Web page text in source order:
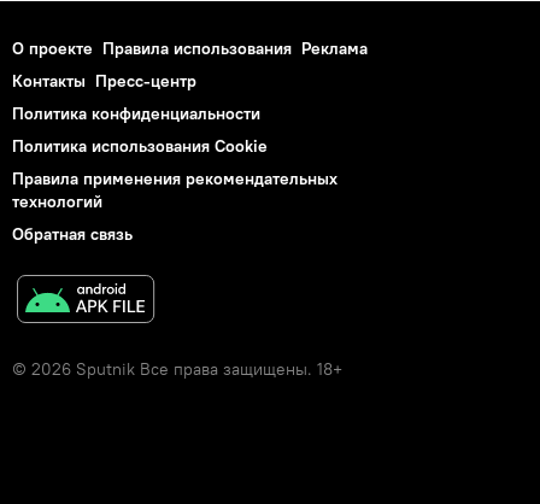
О проекте Правила использования Реклама
Контакты Пресс-центр
Политика конфиденциальности
Политика использования Cookie
Правила применения рекомендательных
технологий
Обратная связь
© 2026 Sputnik Все права защищены. 18+